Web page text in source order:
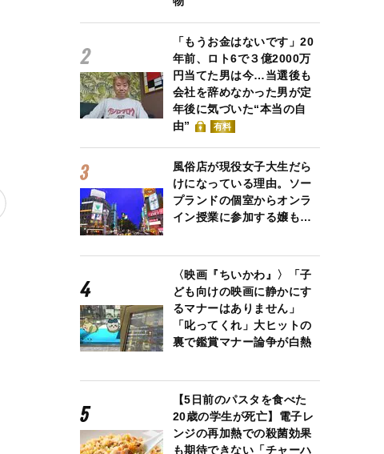
への返金申請画面（写真／ドーパニンゲン氏提供）
「もうお金はないです」20
年前、ロト6で３億2000万
円当てた男は今…当選後も
会社を辞めなかった男が定
年後に気づいた“本当の自
由”
有料
風俗店が現役女子大生だら
けになっている理由。ソー
プランドの個室からオンラ
イン授業に参加する嬢も…
〈映画『ちいかわ』〉「子
ども向けの映画に静かにす
るマナーはありません」
「叱ってくれ」大ヒットの
裏で鑑賞マナー論争が白熱
【5日前のパスタを食べた
20歳の学生が死亡】電子レ
ンジの再加熱での殺菌効果
も期待できない「チャーハ